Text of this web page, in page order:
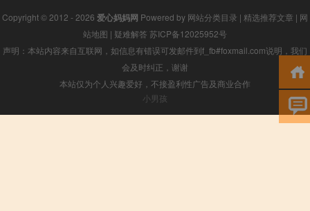
Copyright © 2012 - 2026 爱心妈妈网 Powered by 网站分类目录 | 精选推荐文章 | 网
站地图 | 疑难解答 苏ICP备12025952号
声明：本站内容来自互联网，如信息有错误可发邮件到f_fb#foxmail.com说明，我们
会及时纠正，谢谢
本站仅为个人兴趣爱好，不接盈利性广告及商业合作
小男孩